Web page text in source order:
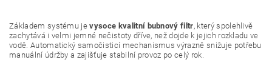
Základem systému jevysoce kvalitní bubnový filtr, který spolehlivě
zachytává i velmi jemné nečistoty dříve, než dojde k jejich rozkladu ve
vodě. Automatický samočisticí mechanismus výrazně snižuje potřebu
manuální údržby a zajišťuje stabilní provoz po celý rok.